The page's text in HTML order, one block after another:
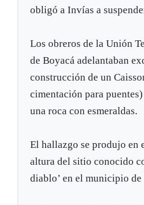
obligó a Invías a
Los obreros de la Unión
de Boyacá adelantaban
construcción de un
cimentación para
una roca con esmeraldas.
El hallazgo se produjo en
altura del sitio conocido
diablo’ en el municipio de